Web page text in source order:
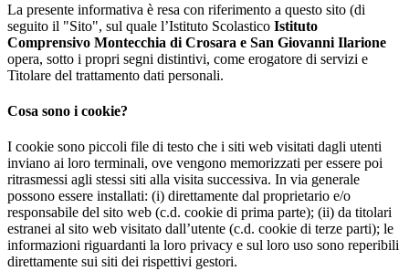
La presente informativa è resa con riferimento a questo sito (di
seguito il "Sito", sul quale l’Istituto Scolastico Istituto
Comprensivo Montecchia di Crosara e San Giovanni Ilarione
opera, sotto i propri segni distintivi, come erogatore di servizi e
Titolare del trattamento dati personali.
Cosa sono i cookie?
I cookie sono piccoli file di testo che i siti web visitati dagli utenti
inviano ai loro terminali, ove vengono memorizzati per essere poi
ritrasmessi agli stessi siti alla visita successiva. In via generale
possono essere installati: (i) direttamente dal proprietario e/o
responsabile del sito web (c.d. cookie di prima parte); (ii) da titolari
estranei al sito web visitato dall’utente (c.d. cookie di terze parti); le
informazioni riguardanti la loro privacy e sul loro uso sono reperibili
direttamente sui siti dei rispettivi gestori.